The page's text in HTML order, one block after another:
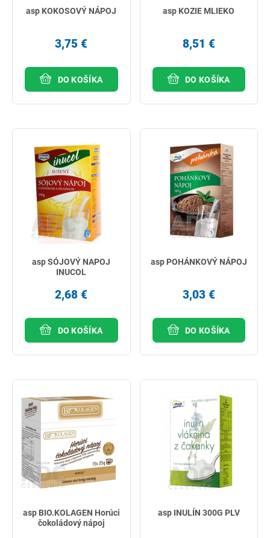
asp KOKOSOVÝ NÁPOJ
3,75 €
DO KOŠÍKA
asp KOZIE MLIEKO
8,51 €
DO KOŠÍKA
asp SÓJOVÝ NAPOJ
INUCOL
2,68 €
DO KOŠÍKA
asp POHÁNKOVÝ NÁPOJ
3,03 €
DO KOŠÍKA
asp BIO.KOLAGEN Horúci
čokoládový nápoj
asp INULÍN 300G PLV